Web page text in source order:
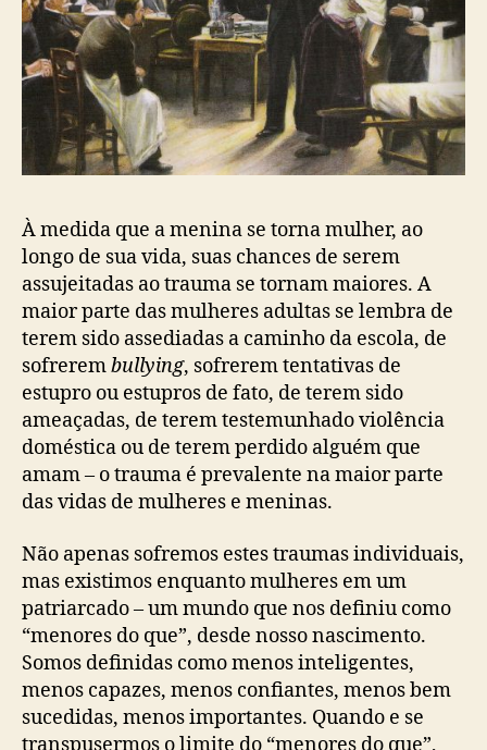
À medida que a menina se torna mulher, ao
longo de sua vida, suas chances de serem
assujeitadas ao trauma se tornam maiores. A
maior parte das mulheres adultas se lembra de
terem sido assediadas a caminho da escola, de
sofrerembullying, sofrerem tentativas de
estupro ou estupros de fato, de terem sido
ameaçadas, de terem testemunhado violência
doméstica ou de terem perdido alguém que
amam – o trauma é prevalente na maior parte
das vidas de mulheres e meninas.
Não apenas sofremos estes traumas individuais,
mas existimos enquanto mulheres em um
patriarcado – um mundo que nos definiu como
“menores do que”, desde nosso nascimento.
Somos definidas como menos inteligentes,
menos capazes, menos confiantes, menos bem
sucedidas, menos importantes. Quando e se
transpusermos o limite do “menores do que”,